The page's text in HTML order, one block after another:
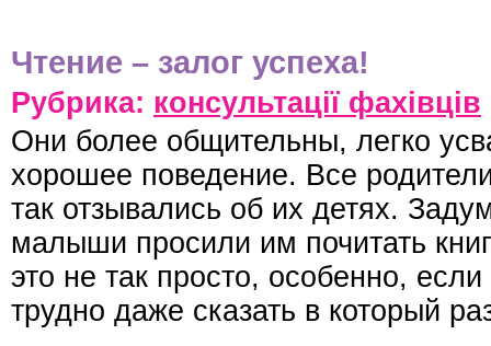
Чтение – залог успеха!
Рубрика: консультації фахівців
Они более общительны, легко
хорошее поведение. Все
так отзывались об их детях.
малыши просили им почитать
это не так просто, особенно,
трудно даже сказать в который